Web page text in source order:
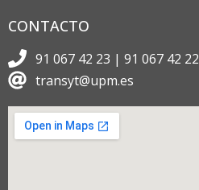
CONTACTO
91 067 42 23 | 91 067 42 22
transyt@upm.es